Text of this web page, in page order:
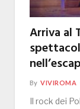
Arriva al
By VIVIROMA
Il rock dei